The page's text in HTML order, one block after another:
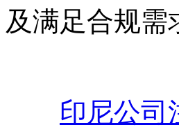
及满足合规需
印尼公司